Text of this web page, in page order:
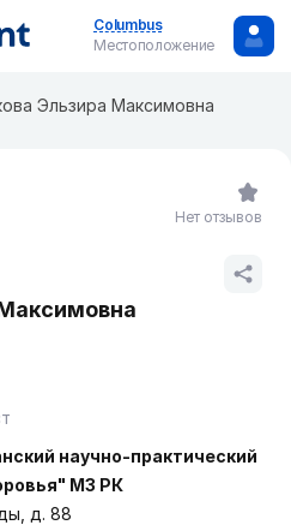
Columbus
Местоположение
Эльзира Максимовна
научно-практический
МЗ РК
д. 88
Нет отзывов